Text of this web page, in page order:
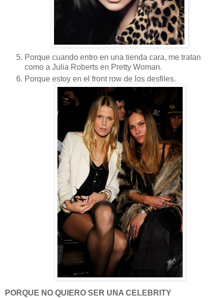
Porque cuando entro en una tienda cara, me tratan
como a Julia Roberts en Pretty Woman.
Porque estoy en el front row de los desfiles.
PORQUE NO QUIERO SER UNA CELEBRITY